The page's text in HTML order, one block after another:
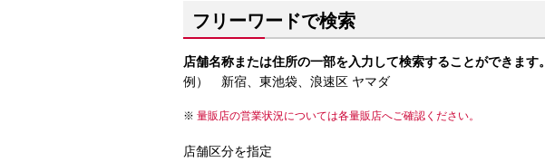
フリーワードで検索
店舗名称または住所の一部を入力して検索することができます。
例） 新宿、東池袋、浪速区 ヤマダ
量販店の営業状況については各量販店へご確認ください。
店舗区分を指定